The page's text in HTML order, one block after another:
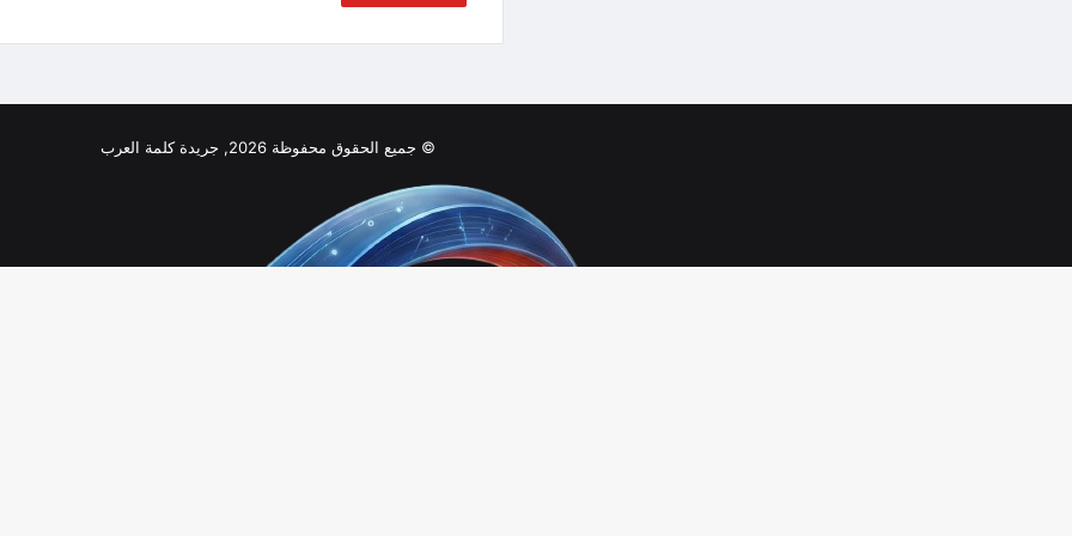
© جميع الحقوق محفوظة 2026, جريدة كلمة العرب